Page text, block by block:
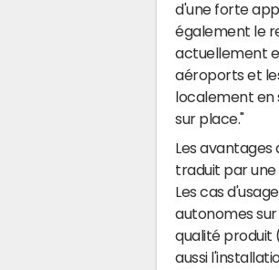
d'une forte
également le
actuellement
aéroports et
localement en
sur place."
Les avantages
traduit par
Les cas
autonomes
qualité produit
aussi